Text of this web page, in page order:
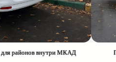
районов внутри МКАД